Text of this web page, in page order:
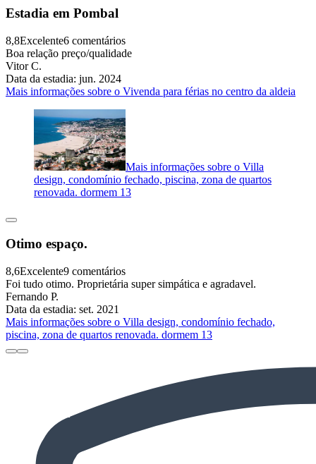
Estadia em Pombal
8,8Excelente6 comentários
Boa relação preço/qualidade
Vitor C.
Data da estadia: jun. 2024
Mais informações sobre o Vivenda para férias no centro da aldeia
Mais informações sobre o Villa
design, condomínio fechado, piscina, zona de quartos
renovada. dormem 13
Otimo espaço.
8,6Excelente9 comentários
Foi tudo otimo. Proprietária super simpática e agradavel.
Fernando P.
Data da estadia: set. 2021
Mais informações sobre o Villa design, condomínio fechado,
piscina, zona de quartos renovada. dormem 13